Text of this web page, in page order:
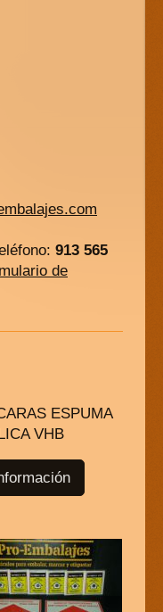
913 565
de
ESPUMA
VHB